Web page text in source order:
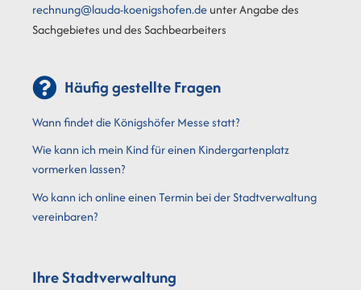
rechnung@lauda-koenigshofen.deunter Angabe des
Sachgebietes und des Sachbearbeiters
Häufig gestellte Fragen
Wann findet die Königshöfer Messe statt?
Wie kann ich mein Kind für einen Kindergartenplatz
vormerken lassen?
Wo kann ich online einen Termin bei der Stadtverwaltung
vereinbaren?
Ihre Stadtverwaltung